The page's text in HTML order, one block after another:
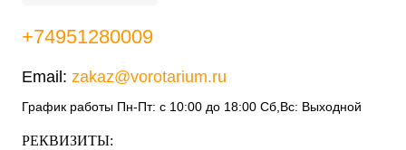
+74951280009
Email: zakaz@vorotarium.ru
График работы Пн-Пт: с 10:00 до 18:00 Сб,Вс: Выходной
РЕКВИЗИТЫ: